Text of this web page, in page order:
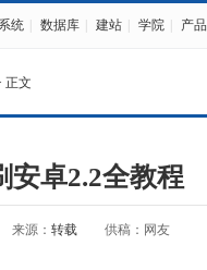
系统 数据库 建站 学院 产品
正文
安卓2.2全教程
来源： 转载 供稿：网友